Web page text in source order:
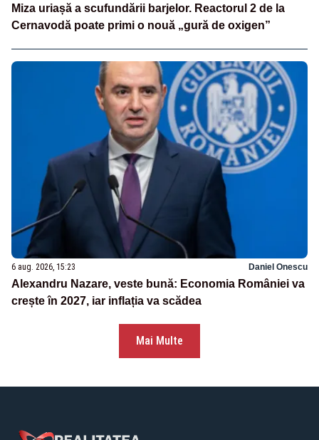
Miza uriașă a scufundării barjelor. Reactorul 2 de la
Cernavodă poate primi o nouă „gură de oxigen”
6 aug. 2026, 15:23 Daniel Onescu
Alexandru Nazare, veste bună: Economia României va
crește în 2027, iar inflația va scădea
Mai Multe